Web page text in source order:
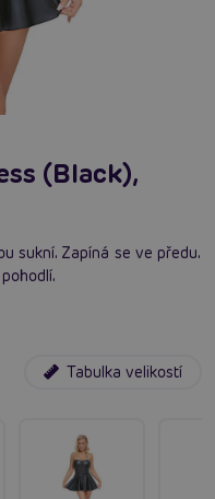
(Black),
sukní. Zapíná se ve předu.
Tabulka velikostí